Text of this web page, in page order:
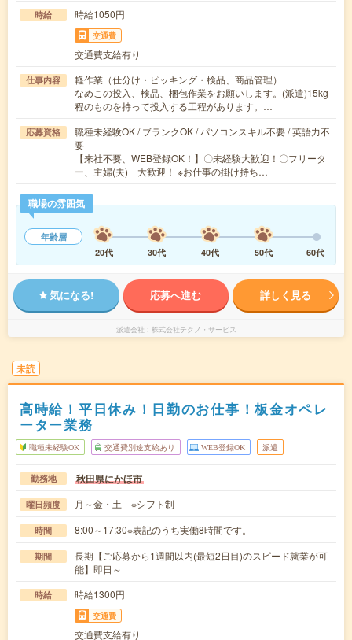
時給 時給1050円
交通費
交通費支給有り
仕事内容
軽作業（仕分け・ピッキング・検品、商品管理）
なめこの投入、検品、梱包作業をお願いします。(派遣)15kg
程のものを持って投入する工程があります。…
応募資格
職種未経験OK / ブランクOK / パソコンスキル不要 / 英語力不
要
【来社不要、WEB登録OK！】〇未経験大歓迎！〇フリータ
ー、主婦(夫) 大歓迎！ ※お仕事の掛け持ち…
職場の雰囲気
年齢層
20代
30代 40代 50代 60代
気になる! 応募へ進む 詳しく見る
派遣会社 株式会社テクノ・サービス
未読
高時給！平日休み！日勤のお仕事！板金オペレ
ーター業務
職種未経験OK 交通費別途支給あり WEB登録OK 派遣
勤務地 秋田県にかほ市
曜日頻度 月～金・土 ※シフト制
時間 8:00～17:30※表記のうち実働8時間です。
期間
長期【ご応募から1週間以内(最短2日目)のスピード就業が可
能】即日～
時給 時給1300円
交通費
交通費支給有り